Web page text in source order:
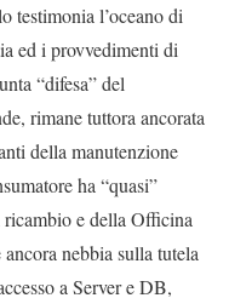
testimonia l’oceano di
ed i provvedimenti di
“difesa” del
rimane tuttora ancorata
della manutenzione
ha “quasi”
e della Officina
nebbia sulla tutela
a Server e DB,